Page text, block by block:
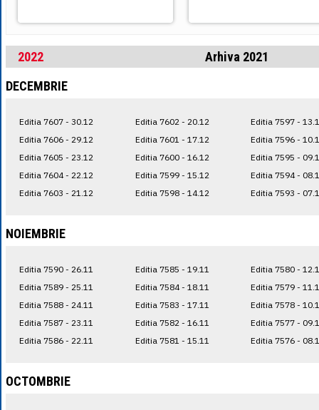
2022
Arhiva 2021
DECEMBRIE
Editia 7607 - 30.12
Editia 7606 - 29.12
Editia 7605 - 23.12
Editia 7604 - 22.12
Editia 7603 - 21.12
Editia 7602 - 20.12
Editia 7601 - 17.12
Editia 7600 - 16.12
Editia 7599 - 15.12
Editia 7598 - 14.12
Editia 7597 -
Editia 7596 -
Editia 7595 -
Editia 7594 -
Editia 7593 -
NOIEMBRIE
Editia 7590 - 26.11
Editia 7589 - 25.11
Editia 7588 - 24.11
Editia 7587 - 23.11
Editia 7586 - 22.11
Editia 7585 - 19.11
Editia 7584 - 18.11
Editia 7583 - 17.11
Editia 7582 - 16.11
Editia 7581 - 15.11
Editia 7580 -
Editia 7579 -
Editia 7578 -
Editia 7577 -
Editia 7576 -
OCTOMBRIE